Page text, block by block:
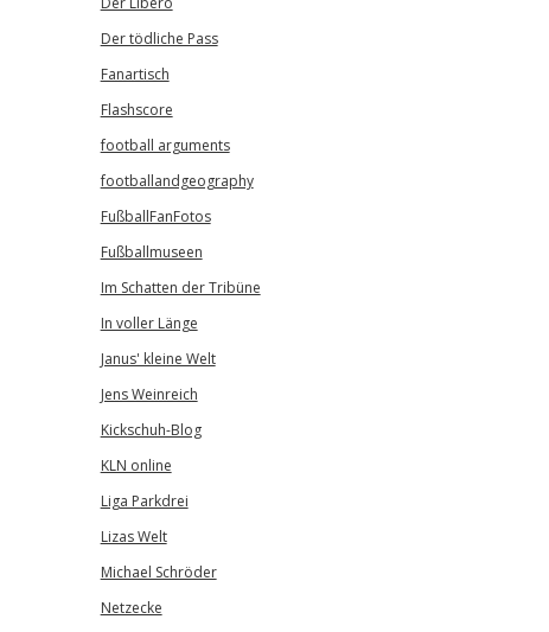
Der tödliche Pass
Fanartisch
Flashscore
football arguments
footballandgeography
FußballFanFotos
Fußballmuseen
Im Schatten der Tribüne
In voller Länge
Janus' kleine Welt
Jens Weinreich
Kickschuh-Blog
KLN online
Liga Parkdrei
Lizas Welt
Michael Schröder
Netzecke